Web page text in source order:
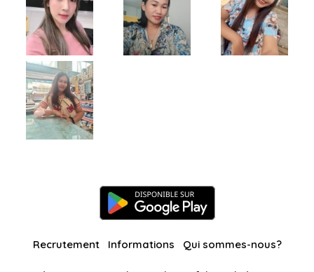
Recrutement Informations Qui sommes-nous?